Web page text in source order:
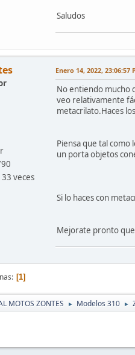
Saludos
veces
Enero 14, 2022, 23:06:57
No entiendo mucho
veo relativamente
metacrilato.Haces
Piensa que tal como
un porta objetos
Si lo haces con
Mejorate pronto
1
MOTOS ZONTES ► Modelos 310 ►